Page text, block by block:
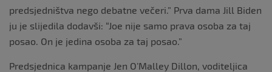
predsjedništva nego debatne večeri.” Prva dama Jill Biden
ju je slijedila dodavši: “Joe nije samo prava osoba za taj
posao. On je jedina osoba za taj posao.”
Predsjednica kampanje Jen O’Malley Dillon, voditeljica